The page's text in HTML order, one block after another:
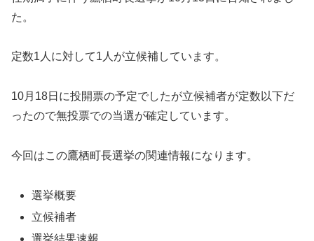
た。
定数1人に対して1人が立候補しています。
10月18日に投開票の予定でしたが立候補者が定数以下だ
ったので無投票での当選が確定しています。
今回はこの鷹栖町長選挙の関連情報になります。
選挙概要
立候補者